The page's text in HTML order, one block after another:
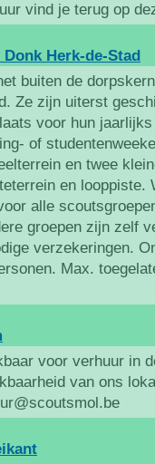
vind je terug op
Herk-de-Stad
buiten de
Ze zijn uiterst
voor hun
of
en twee
en looppiste.
alle
groepen zijn zelf
verzekeringen.
Max.
voor verhuur in
van ons